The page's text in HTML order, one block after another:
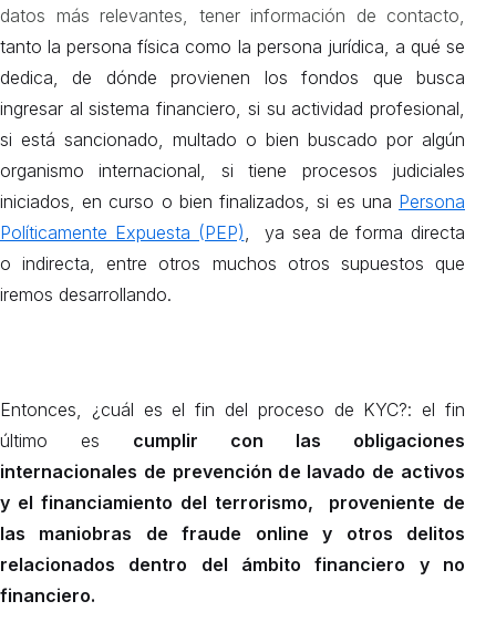
datos más relevantes, tener información de contacto,
tanto la persona física como la persona jurídica, a qué se
dedica, de dónde provienen los fondos que busca
ingresar al sistema financiero, si su actividad profesional,
si está sancionado, multado o bien buscado por algún
organismo internacional, si tiene procesos judiciales
iniciados, en curso o bien finalizados, si es una Persona
Políticamente Expuesta (PEP) , ya sea de forma directa
o indirecta, entre otros muchos otros supuestos que
iremos desarrollando.
Entonces, ¿cuál es el fin del proceso de KYC?: el fin
último es cumplir con las obligaciones
internacionales de prevención de lavado de activos
y el financiamiento del terrorismo, proveniente de
las maniobras de fraude online y otros delitos
relacionados dentro del ámbito financiero y no
financiero.